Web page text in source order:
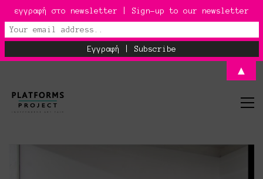
εγγραφή στο newsletter | Sign-up to our newsletter
▲